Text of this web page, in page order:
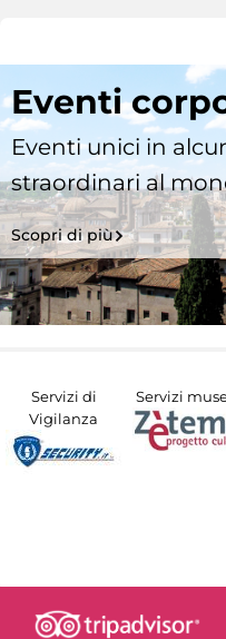
Eventi
Eventi unici in
straordinari al
Scopri di più
Servizi di
Vigilanza
Servizi